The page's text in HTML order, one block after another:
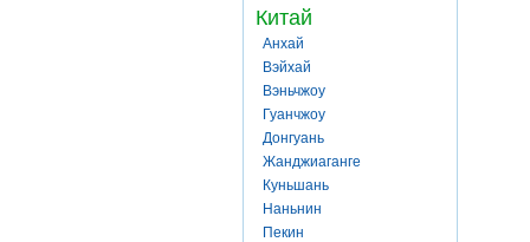
Китай
Анхай
Вэйхай
Вэньчжоу
Гуанчжоу
Донгуань
Жанджиаганге
Куньшань
Наньнин
Пекин